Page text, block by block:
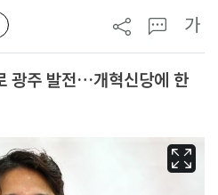
가
광주 발전…개혁신당에 한